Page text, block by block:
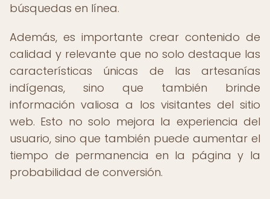
búsquedas en línea.
Además, es importante crear contenido de
calidad y relevante que no solo destaque las
características únicas de las artesanías
indígenas, sino que también brinde
información valiosa a los visitantes del sitio
web. Esto no solo mejora la experiencia del
usuario, sino que también puede aumentar el
tiempo de permanencia en la página y la
probabilidad de conversión.